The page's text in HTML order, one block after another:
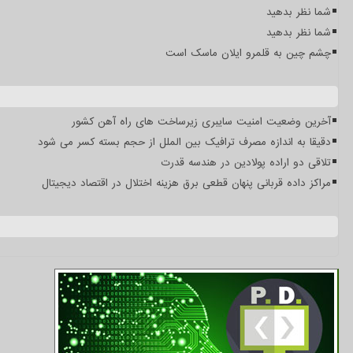
شما نظر بدهید
شما نظر بدهید
چشم چین به قلمرو ایلان ماسک است
آخرین وضعیت امنیت سایبری زیرساخت های راه آهن کشور
دقیقا به اندازه مصرف ترافیک بین الملل از حجم بسته کسر می شود
تلاقی دو اراده پولادین در هندسه قدرت
مراکز داده قربانی پنهان قطعی برق هزینه اختلال در اقتصاد دیجیتال